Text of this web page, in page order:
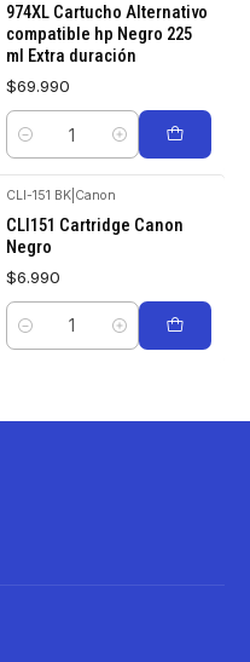
974XL Cartucho Alternativo
compatible hp Negro 225
ml Extra duración
$69.990
Cantidad
CLI-151 BK Canon
CLI151 Cartridge Canon
Negro
$6.990
Cantidad